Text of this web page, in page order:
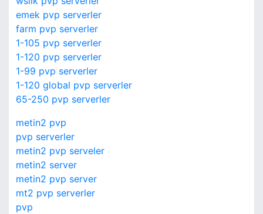
emek pvp serverler
farm pvp serverler
1-105 pvp serverler
1-120 pvp serverler
1-99 pvp serverler
1-120 global pvp serverler
65-250 pvp serverler
metin2 pvp
pvp serverler
metin2 pvp serveler
metin2 server
metin2 pvp server
mt2 pvp serverler
pvp